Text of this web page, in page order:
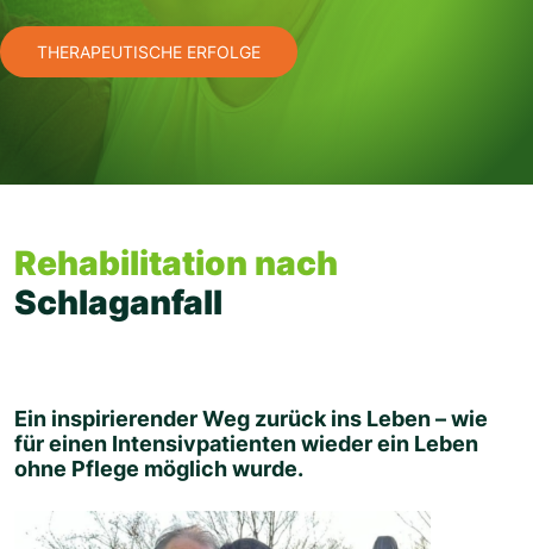
THERAPEUTISCHE ERFOLGE
Rehabilitation nach
Schlaganfall
Ein inspirierender Weg zurück ins Leben – wie
für einen Intensivpatienten wieder ein Leben
ohne Pflege möglich wurde.